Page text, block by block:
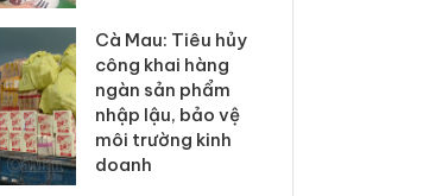
Cà Mau: Tiêu hủy
công khai hàng
ngàn sản phẩm
nhập lậu, bảo vệ
môi trường kinh
doanh